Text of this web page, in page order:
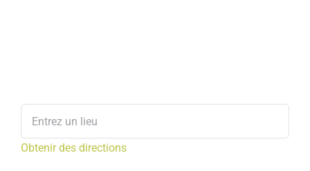
Obtenir des directions